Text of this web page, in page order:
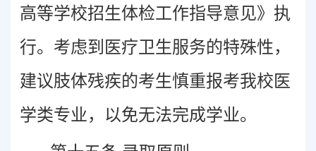
高等学校招生体检工作指导意见》执
行。考虑到医疗卫生服务的特殊性，
建议肢体残疾的考生慎重报考我校医
学类专业，以免无法完成学业。